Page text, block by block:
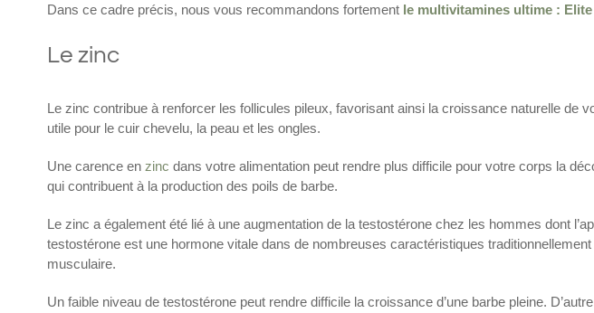
Dans ce cadre précis, nous vous recommandons fortement le multivitamines ultime : Elite
Le zinc
Le zinc contribue à renforcer les follicules pileux, favorisant ainsi la croissance naturelle de
utile pour le cuir chevelu, la peau et les ongles.
Une carence en zinc dans votre alimentation peut rendre plus difficile pour votre corps la
qui contribuent à la production des poils de barbe.
Le zinc a également été lié à une augmentation de la testostérone chez les hommes dont
testostérone est une hormone vitale dans de nombreuses caractéristiques
musculaire.
Un faible niveau de testostérone peut rendre difficile la croissance d’une barbe pleine.